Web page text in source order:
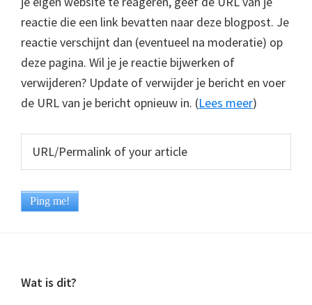
reactie die een link bevatten naar deze blogpost. Je
reactie verschijnt dan (eventueel na moderatie) op
deze pagina. Wil je je reactie bijwerken of
verwijderen? Update of verwijder je bericht en voer
de URL van je bericht opnieuw in. (Lees meer)
Footer
Wat is dit?